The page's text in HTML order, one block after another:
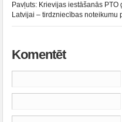
Pavļuts: Krievijas iestāšanās
Latvijai – tirdzniecības noteikumu
Komentēt